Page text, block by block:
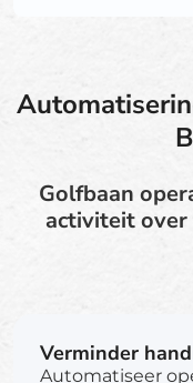
Golfbaan
activiteit over
Verminder
Automatiseer